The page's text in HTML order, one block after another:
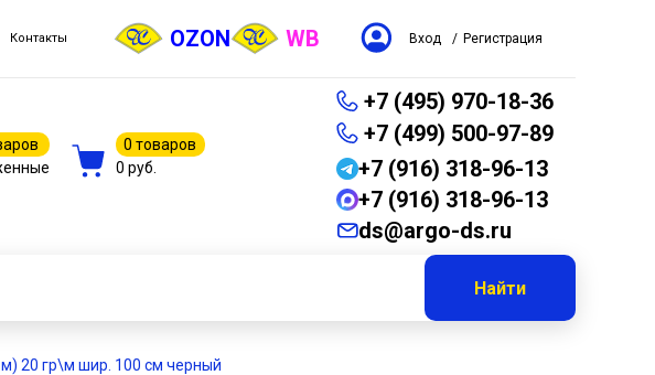
Контакты OZON WB Вход / Регистрация
0 товаров
0 руб.
+7 (495) 970-18-36
+7 (499) 500-97-89
+7 (916) 318-96-13
+7 (916) 318-96-13
ds@argo-ds.ru
Найти
20 гр\м шир. 100 см черный